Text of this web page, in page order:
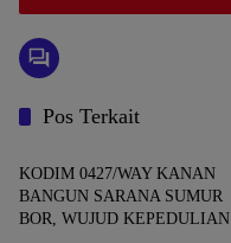
Pos Terkait
Daerah
KODIM 0427/WAY KANAN
BANGUN SARANA SUMUR
BOR, WUJUD KEPEDULIAN